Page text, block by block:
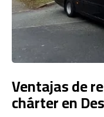
Ventajas de
chárter en